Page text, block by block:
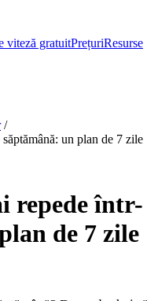
viteză gratuitPrețuriResurse
/
un plan de 7 zile
repede într-
de 7 zile